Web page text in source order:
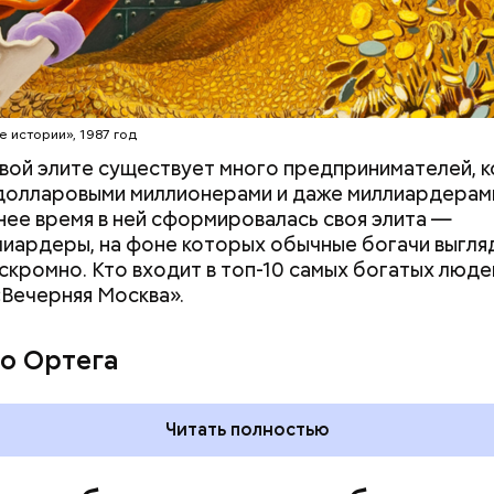
истории», 1987 год
элите существует много предпринимателей,
миллионерами и даже
время в ней сформировалась своя элита —
на фоне которых обычные богачи
Кто входит в топ-10 самых богатых
Москва».
Ортега
Читать полностью
В 2015 году, когда ей было 115 лет, она была
человеком в Японии, а в 2017-м — старейшим
Также она была последним человеком,
Тадзима умерла 21 апреля 2018 года, прожив